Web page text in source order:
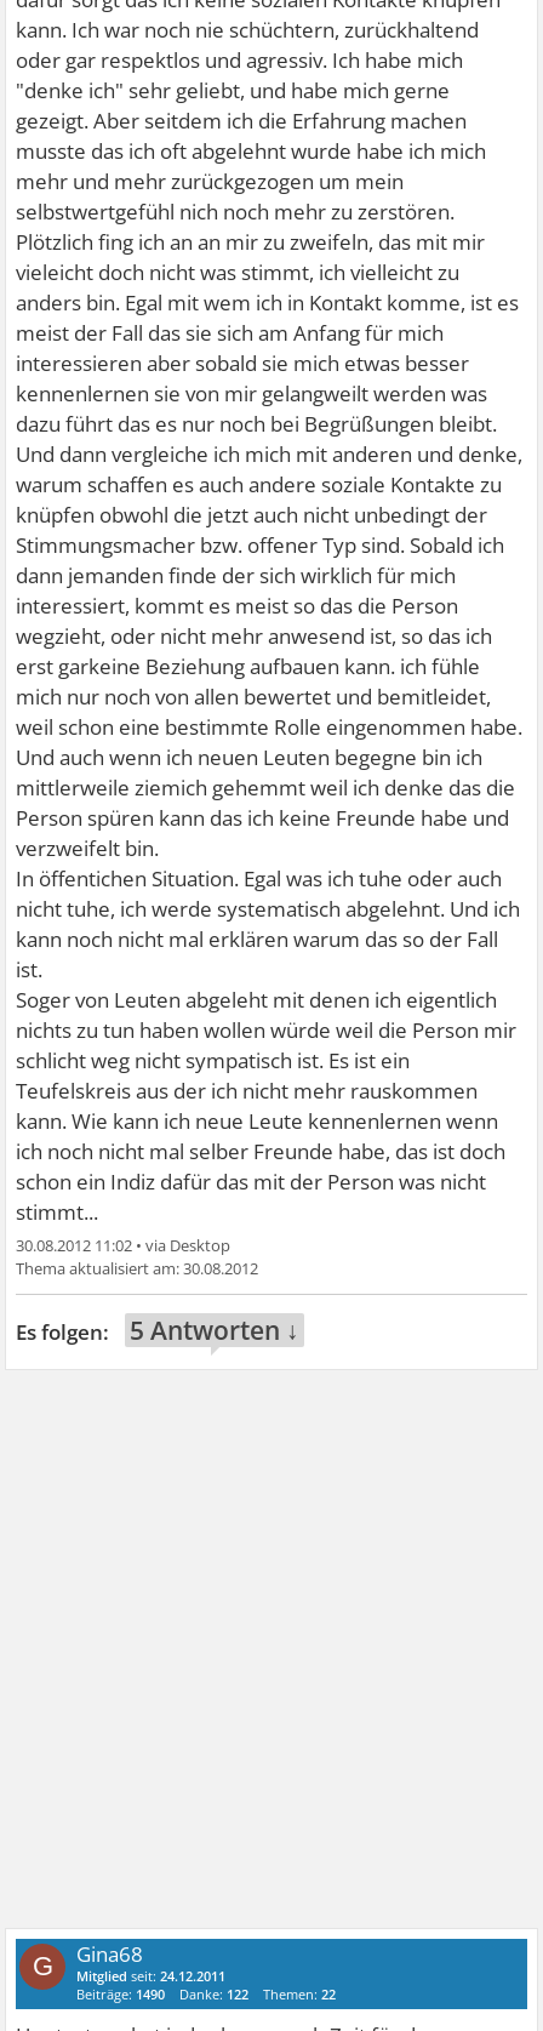
kann. Ich war noch nie schüchtern, zurückhaltend
oder gar respektlos und agressiv. Ich habe mich
"denke ich" sehr geliebt, und habe mich gerne
gezeigt. Aber seitdem ich die Erfahrung machen
musste das ich oft abgelehnt wurde habe ich mich
mehr und mehr zurückgezogen um mein
selbstwertgefühl nich noch mehr zu zerstören.
Plötzlich fing ich an an mir zu zweifeln, das mit mir
vieleicht doch nicht was stimmt, ich vielleicht zu
anders bin. Egal mit wem ich in Kontakt komme, ist es
meist der Fall das sie sich am Anfang für mich
interessieren aber sobald sie mich etwas besser
kennenlernen sie von mir gelangweilt werden was
dazu führt das es nur noch bei Begrüßungen bleibt.
Und dann vergleiche ich mich mit anderen und denke,
warum schaffen es auch andere soziale Kontakte zu
knüpfen obwohl die jetzt auch nicht unbedingt der
Stimmungsmacher bzw. offener Typ sind. Sobald ich
dann jemanden finde der sich wirklich für mich
interessiert, kommt es meist so das die Person
wegzieht, oder nicht mehr anwesend ist, so das ich
erst garkeine Beziehung aufbauen kann. ich fühle
mich nur noch von allen bewertet und bemitleidet,
weil schon eine bestimmte Rolle eingenommen habe.
Und auch wenn ich neuen Leuten begegne bin ich
mittlerweile ziemich gehemmt weil ich denke das die
Person spüren kann das ich keine Freunde habe und
verzweifelt bin.
In öffentichen Situation. Egal was ich tuhe oder auch
nicht tuhe, ich werde systematisch abgelehnt. Und ich
kann noch nicht mal erklären warum das so der Fall
ist.
Soger von Leuten abgeleht mit denen ich eigentlich
nichts zu tun haben wollen würde weil die Person mir
schlicht weg nicht sympatisch ist. Es ist ein
Teufelskreis aus der ich nicht mehr rauskommen
kann. Wie kann ich neue Leute kennenlernen wenn
ich noch nicht mal selber Freunde habe, das ist doch
schon ein Indiz dafür das mit der Person was nicht
stimmt...
30.08.2012 11:02 •
30.08.2012
5 Antworten ↓
G Gina68
Mitglied seit:24.12.2011
Beiträge: 1490 Danke: 122 Themen:22